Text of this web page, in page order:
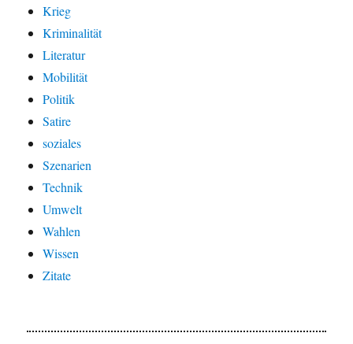
Krieg
Kriminalität
Literatur
Mobilität
Politik
Satire
soziales
Szenarien
Technik
Umwelt
Wahlen
Wissen
Zitate